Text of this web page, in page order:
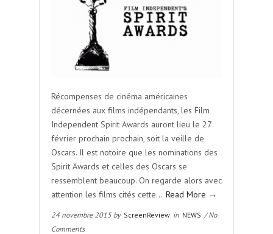
Récompenses de cinéma américaines
décernées aux films indépendants, les Film
Independent Spirit Awards auront lieu le 27
février prochain prochain, soit la veille de
Oscars. Il est notoire que les nominations des
Spirit Awards et celles des Oscars se
ressemblent beaucoup. On regarde alors avec
attention les films cités cette… Read More →
24 novembre 2015 by ScreenReview in NEWS / No
Comments